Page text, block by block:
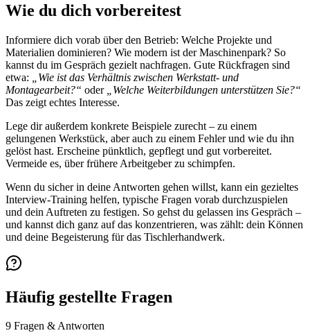
Wie du dich vorbereitest
Informiere dich vorab über den Betrieb: Welche Projekte und
Materialien dominieren? Wie modern ist der Maschinenpark? So
kannst du im Gespräch gezielt nachfragen. Gute Rückfragen sind
etwa:
„Wie ist das Verhältnis zwischen Werkstatt- und
Montagearbeit?“ oder
„Welche Weiterbildungen unterstützen Sie?“
Das zeigt echtes Interesse.
Lege dir außerdem konkrete Beispiele zurecht – zu einem
gelungenen Werkstück, aber auch zu einem Fehler und wie du ihn
gelöst hast. Erscheine pünktlich, gepflegt und gut vorbereitet.
Vermeide es, über frühere Arbeitgeber zu schimpfen.
Wenn du sicher in deine Antworten gehen willst, kann ein gezieltes
Interview-Training helfen, typische Fragen vorab durchzuspielen
und dein Auftreten zu festigen. So gehst du gelassen ins Gespräch –
und kannst dich ganz auf das konzentrieren, was zählt: dein Können
und deine Begeisterung für das Tischlerhandwerk.
Häufig gestellte Fragen
9 Fragen & Antworten